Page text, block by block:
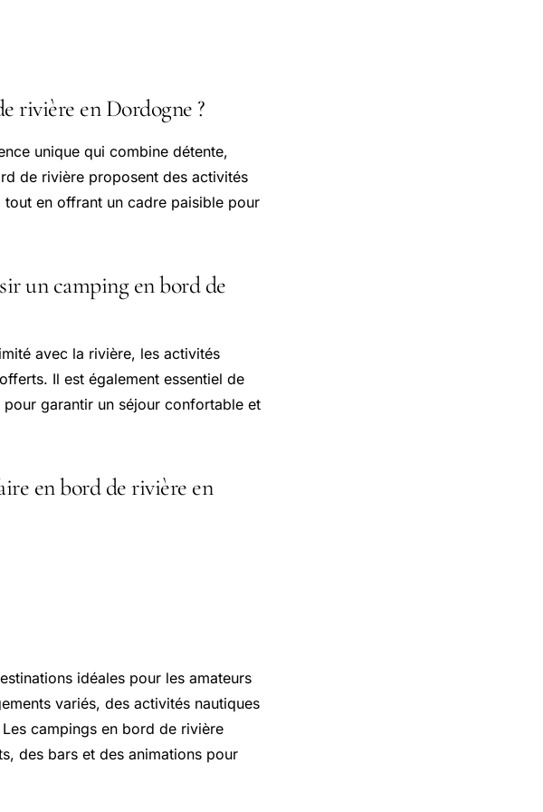
rivière en Dordogne ?
unique qui combine détente,
de rivière proposent des activités
tout en offrant un cadre paisible pour
un camping en bord de
avec la rivière, les activités
Il est également essentiel de
garantir un séjour confortable et
en bord de rivière en
idéales pour les amateurs
variés, des activités nautiques
campings en bord de rivière
des bars et des animations pour